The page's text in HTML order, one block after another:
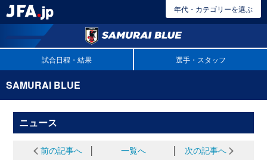
年代・カテゴリーを選ぶ
試合日程・結果 選手・スタッフ
SAMURAI BLUE
ニュース
前の記事へ 一覧へ 次の記事へ